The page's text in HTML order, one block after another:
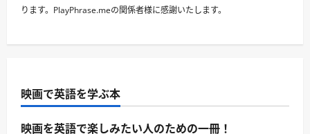
ります。PlayPhrase.meの関係者様に感謝いたします。
映画で英語を学ぶ本
映画を英語で楽しみたい人のための一冊！